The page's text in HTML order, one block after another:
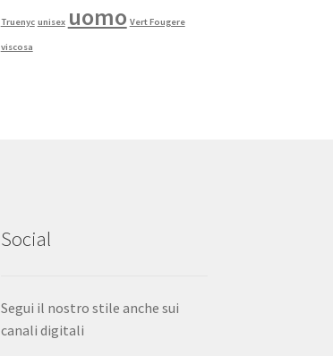
Truenyc unisex uomo Vert Fougere
viscosa
Social
Segui il nostro stile anche sui
canali digitali